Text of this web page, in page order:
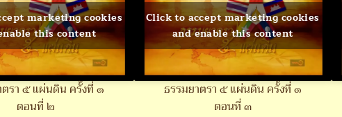
marketing cookies
this content
รา ๕ แผ่นดิน ครั้งที่ ๑
ตอนที่ ๒
Click to accept marketing cookies
and enable this content
ธรรมยาตรา ๕ แผ่นดิน ครั้งที่ ๑
ตอนที่ ๓